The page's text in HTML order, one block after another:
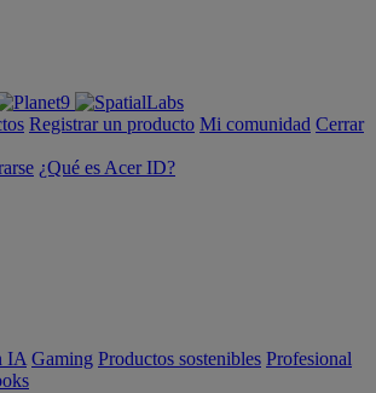
Registrar un producto Mi comunidad Cerrar
¿Qué es Acer ID?
IA Gaming Productos sostenibles Profesional